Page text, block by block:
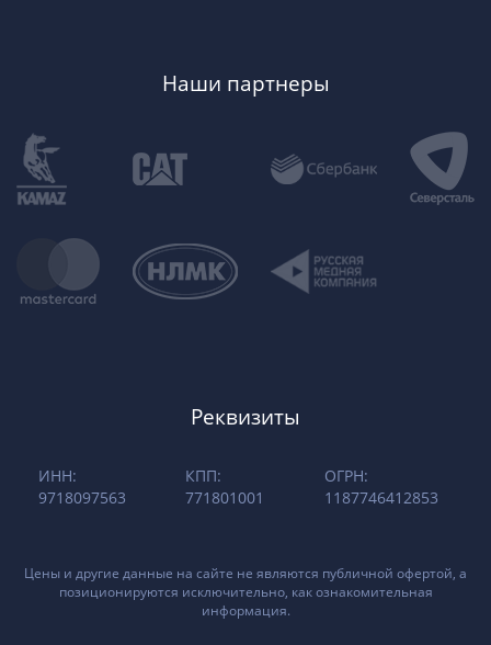
Наши партнеры
Реквизиты
ИНН:
9718097563
КПП:
771801001
ОГРН:
1187746412853
Цены и другие данные на сайте не являются публичной офертой, а
позиционируются исключительно, как ознакомительная
информация.